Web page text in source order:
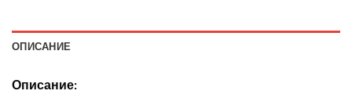
ОПИСАНИЕ
Описание: